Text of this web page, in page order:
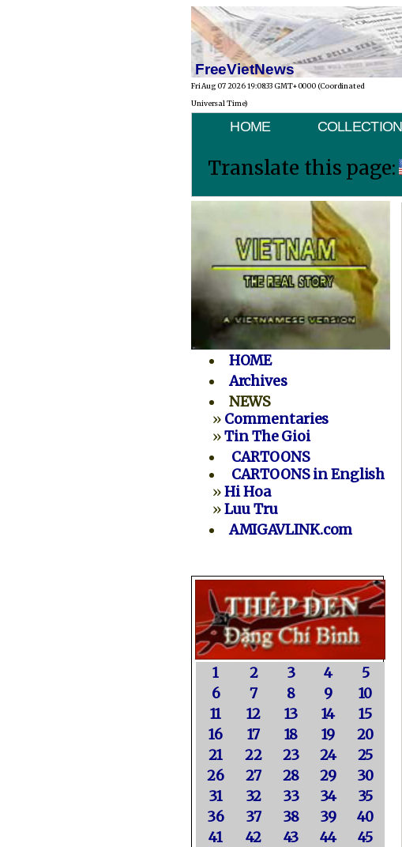
FreeVietNews
Fri Aug 07 2026 19:08:33 GMT+0000 (Coordinated
Universal Time)
HOME
Translate this page:
HOME
Archives
NEWS
» Commentaries
»Tin The Gioi
CARTOONS
CARTOONS in English
»Hi Hoa
»Luu Tru
AMIGAVLINK.com
1 2 3 4
5
6
7 8 9
10
11
12 13 14
15
16
17 18 19
20
21
22 23 24
25
26
27 28 29
30
31
32 33 34
35
36
37 38 39
40
41
42 43 44
45